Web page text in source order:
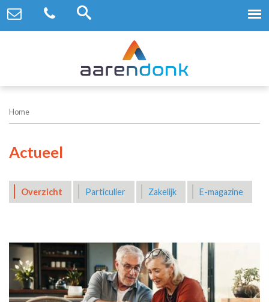
Home
Actueel
Overzicht Particulier Zakelijk E-magazine